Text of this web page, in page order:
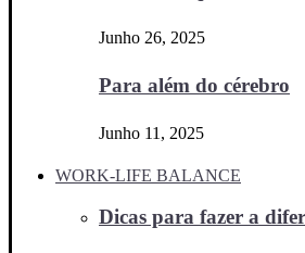
Junho 26, 2025
Para além do cérebro
Junho 11, 2025
WORK-LIFE BALANCE
Dicas para fazer a